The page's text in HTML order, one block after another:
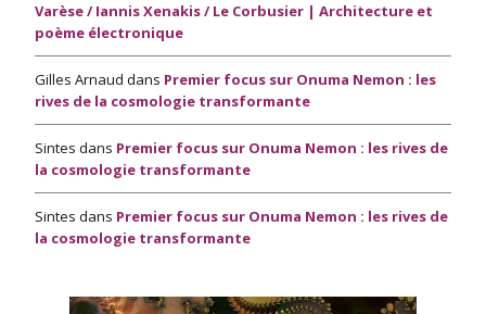
Varèse / Iannis Xenakis / Le Corbusier | Architecture et
poème électronique
Gilles Arnaud dans Premier focus sur Onuma Nemon : les
rives de la cosmologie transformante
Sintes dans Premier focus sur Onuma Nemon : les rives de
la cosmologie transformante
Sintes dans Premier focus sur Onuma Nemon : les rives de
la cosmologie transformante